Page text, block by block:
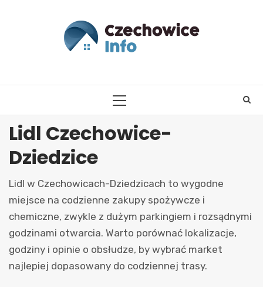
PRIMARY
Lidl Czechowice-
Dziedzice
Lidl w Czechowicach-Dziedzicach to wygodne
miejsce na codzienne zakupy spożywcze i
chemiczne, zwykle z dużym parkingiem i rozsądnymi
godzinami otwarcia. Warto porównać lokalizacje,
godziny i opinie o obsłudze, by wybrać market
najlepiej dopasowany do codziennej trasy.